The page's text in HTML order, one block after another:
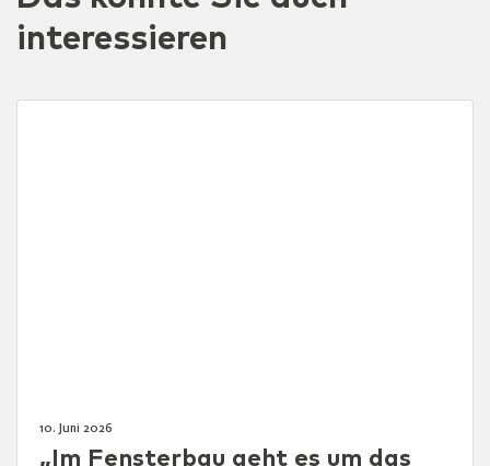
interessieren
10. Juni 2026
„Im Fensterbau geht es um das